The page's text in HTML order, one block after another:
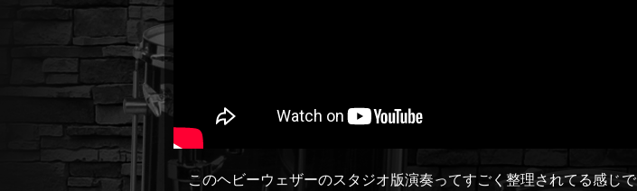
このヘビーウェザーのスタジオ版演奏ってすごく整理されてる感じで